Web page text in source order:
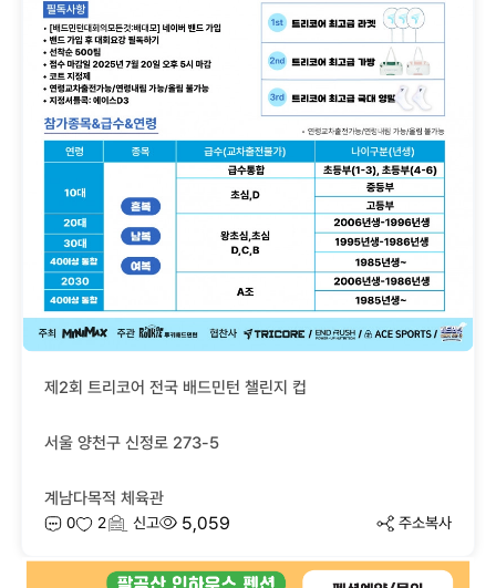
제2회 트리코어 전국 배드민턴 챌린지 컵
서울 양천구 신정로 273-5
계남다목적 체육관
0 2 신고 5,059 주소복사